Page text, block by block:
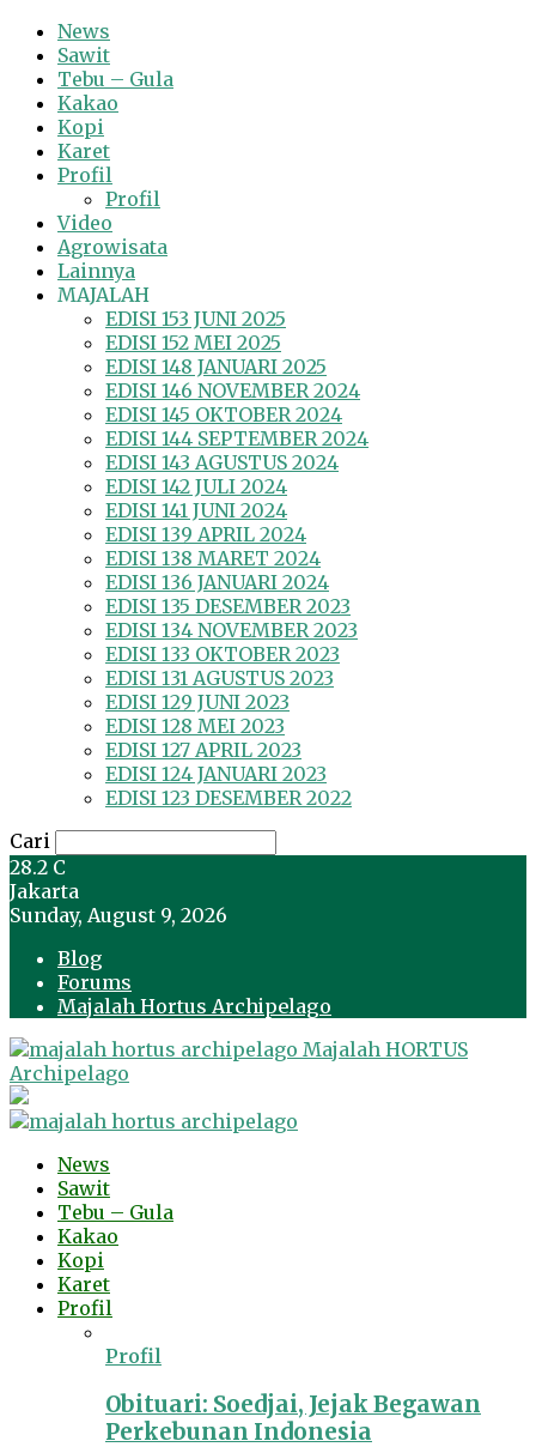
News
Sawit
Tebu – Gula
Kakao
Kopi
Karet
Profil
Profil
Video
Agrowisata
Lainnya
MAJALAH
EDISI 153 JUNI 2025
EDISI 152 MEI 2025
EDISI 148 JANUARI 2025
EDISI 146 NOVEMBER 2024
EDISI 145 OKTOBER 2024
EDISI 144 SEPTEMBER 2024
EDISI 143 AGUSTUS 2024
EDISI 142 JULI 2024
EDISI 141 JUNI 2024
EDISI 139 APRIL 2024
EDISI 138 MARET 2024
EDISI 136 JANUARI 2024
EDISI 135 DESEMBER 2023
EDISI 134 NOVEMBER 2023
EDISI 133 OKTOBER 2023
EDISI 131 AGUSTUS 2023
EDISI 129 JUNI 2023
EDISI 128 MEI 2023
EDISI 127 APRIL 2023
EDISI 124 JANUARI 2023
EDISI 123 DESEMBER 2022
Cari
28.2 C
Jakarta
Sunday, August 9, 2026
Blog
Forums
Majalah Hortus Archipelago
Majalah HORTUS
Archipelago
News
Sawit
Tebu – Gula
Kakao
Kopi
Karet
Profil
Profil
Obituari: Soedjai, Jejak Begawan
Perkebunan Indonesia